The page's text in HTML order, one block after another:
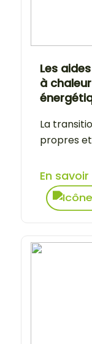
Les
à
La
propres et
En